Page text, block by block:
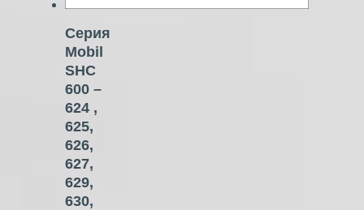
Серия
Mobil
SHC
600 –
624 ,
625,
626,
627,
629,
630,